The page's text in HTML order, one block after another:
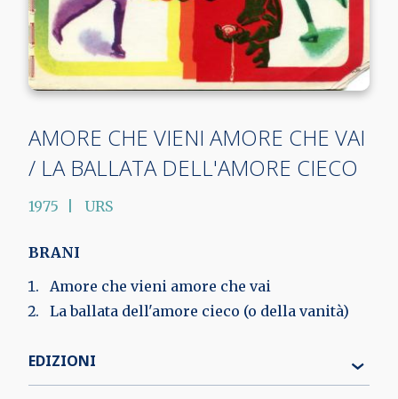
AMORE CHE VIENI AMORE CHE VAI
/ LA BALLATA DELL'AMORE CIECO
1975 URS
BRANI
Amore che vieni amore che vai
La ballata dell'amore cieco (o della vanità)
EDIZIONI